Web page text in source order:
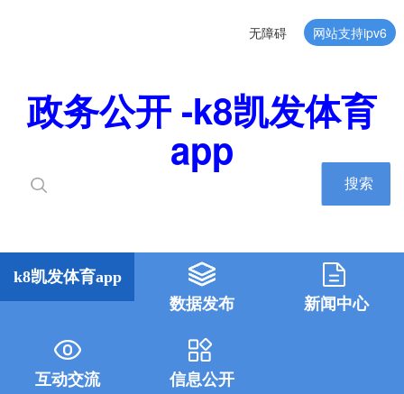
无障碍 网站支持ipv6
政务公开 -k8凯发体育
app
搜索
k8凯发体育app
数据发布
新闻中心
互动交流 信息公开